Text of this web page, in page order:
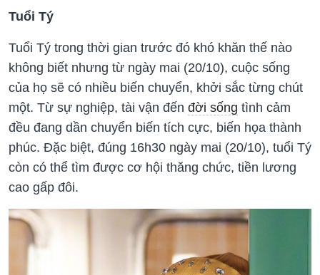
Tuổi Tý
Tuổi Tý trong thời gian trước đó khó khăn thế nào
không biết nhưng từ ngày mai (20/10), cuộc sống
của họ sẽ có nhiều biến chuyển, khởi sắc từng chút
một. Từ sự nghiệp, tài vận đến đời sống tình cảm
đều đang dần chuyển biến tích cực, biến họa thành
phúc. Đặc biệt, đúng 16h30 ngày mai (20/10), tuổi Tý
còn có thể tìm được cơ hội thăng chức, tiền lương
cao gấp đôi.